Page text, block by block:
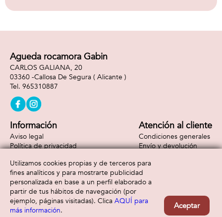
Agueda rocamora Gabin
CARLOS GALIANA, 20
03360 -Callosa De Segura ( Alicante )
965310887
Información
Aviso legal
Política de privacidad
Atención al cliente
Condiciones generales
Envío y devolución
Formas de pago
Utilizamos cookies propias y de terceros para
fines analíticos y para mostrarte publicidad
personalizada en base a un perfil elaborado a
partir de tus hábitos de navegación (por
ejemplo, páginas visitadas). Clica AQUÍ para
más información. Aceptar